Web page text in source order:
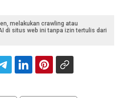
melakukan crawling atau
di situs web ini tanpa izin tertulis dari